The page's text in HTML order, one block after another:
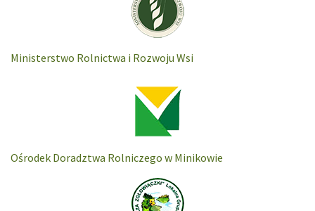
Ministerstwo Rolnictwa i Rozwoju Wsi
Ośrodek Doradztwa Rolniczego w Minikowie